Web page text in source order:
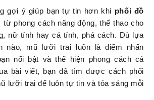
gợi ý giúp bạn tự tin hơn khi phối đồ
từ phong cách năng động, thể thao cho
nữ tính hay cá tính, phá cách. Dù lựa
nào, mũ lưỡi trai luôn là điểm nhấn
nổi bật và thể hiện phong cách cá
bài viết, bạn đã tìm được cách phối
lưỡi trai để luôn tự tin và tỏa sáng mỗi